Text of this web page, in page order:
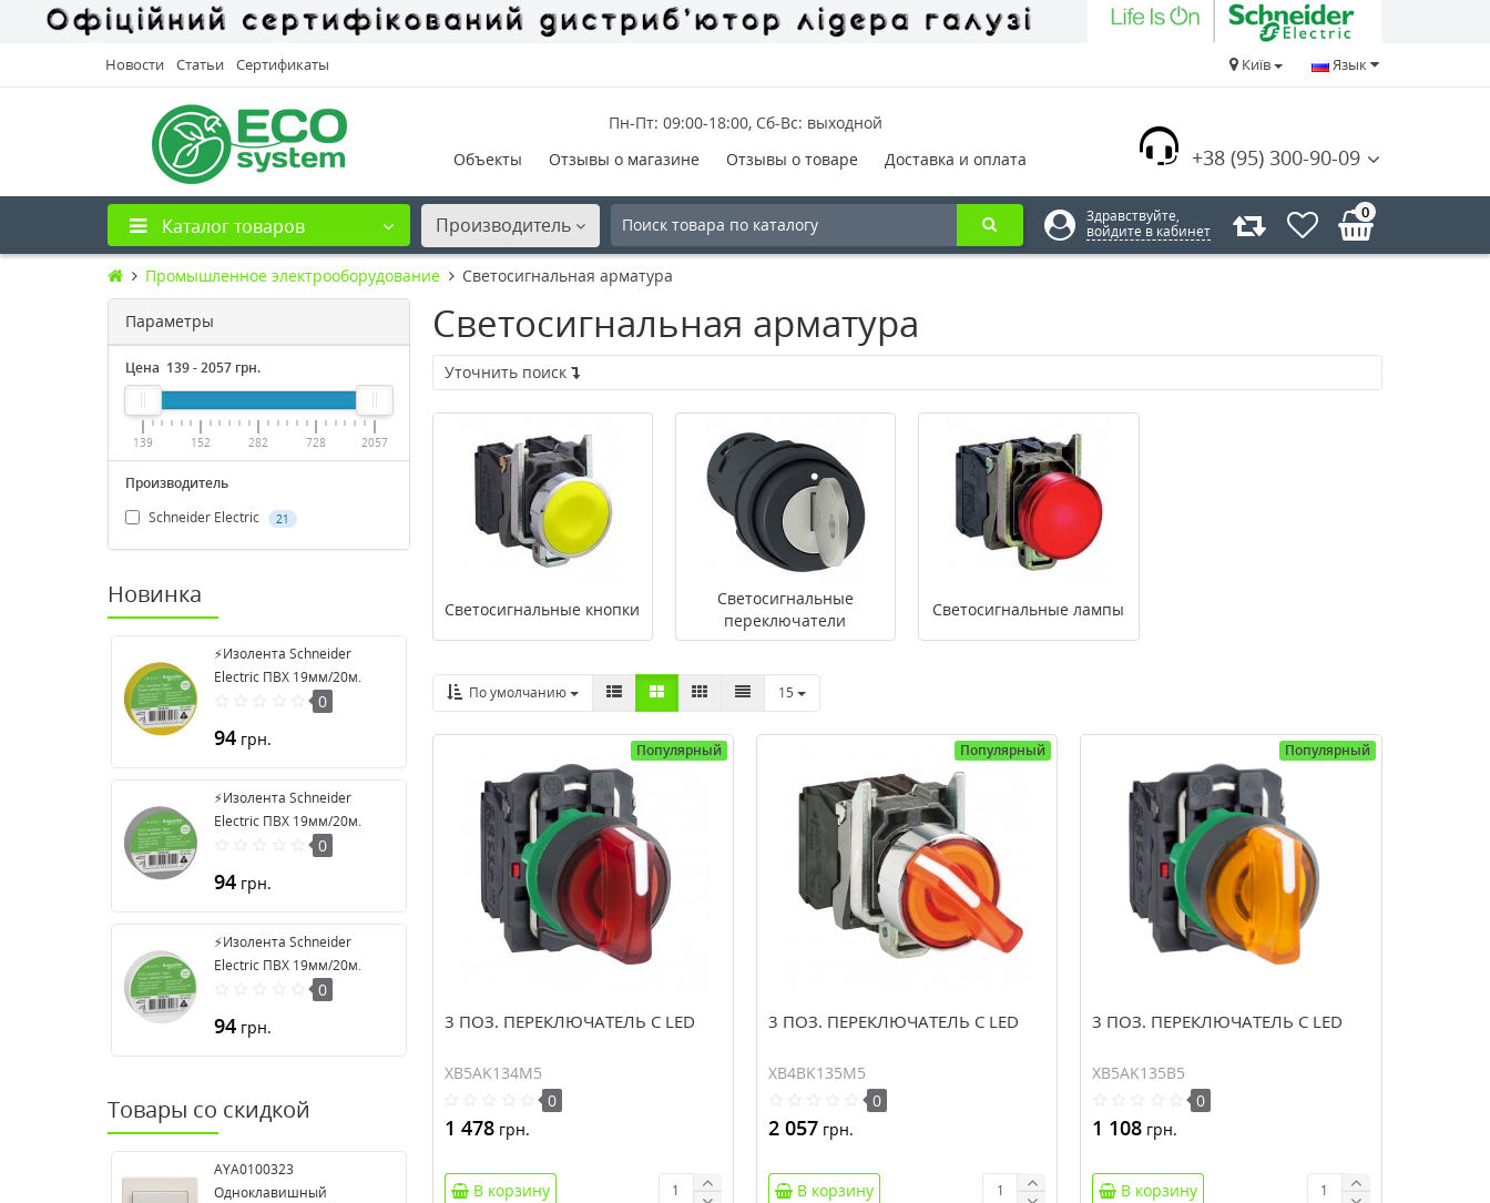
Новости Статьи Сертификаты Язык
Київ
+38 (95) 300-90-09
Пн-Пт: 09:00-18:00, Сб-Вс: выходной
Объекты
Отзывы о магазине Отзывы о товаре Доставка и оплата
Каталог товаров Производитель
Здравствуйте,
войдите в кабинет
0
Промышленное электрооборудование Светосигнальная арматура
Параметры
Цена 139-2057 грн.
139 152 282 728 2057
Производитель
Schneider Electric
21
Новинка
⚡Изолента Schneider
Electric ПВХ 19мм/20м.
Цвет "Желтый" (2420101)
0
94 грн.
⚡Изолента Schneider
Electric ПВХ 19мм/20м.
Цвет "Серый" (2420108)
0
94 грн.
⚡Изолента Schneider
Electric ПВХ 19мм/20м.
Цвет "Белый" (2420104)
0
94 грн.
Товары со скидкой
AYA0100323
Одноклавишный
Светосигнальная арматура
Уточнить поиск
Светосигнальные кнопки
Светосигнальные
переключатели
Светосигнальные лампы
По умолчанию 15
Популярный
3 ПОЗ. ПЕРЕКЛЮЧАТЕЛЬ С LED
XB5AK134M5
0
1 478грн.
В корзину
Популярный
3 ПОЗ. ПЕРЕКЛЮЧАТЕЛЬ С LED
XB4BK135M5
0
2 057грн.
В корзину
Популярный
3 ПОЗ. ПЕРЕКЛЮЧАТЕЛЬ С LED
XB5AK135B5
0
1 108 грн.
В корзину